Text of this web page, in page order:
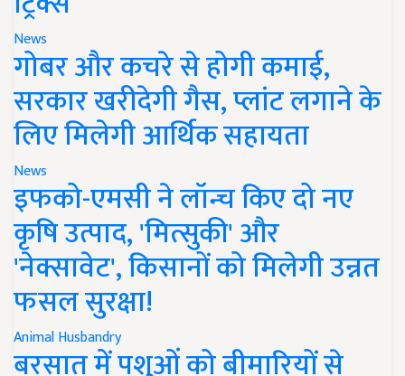
News
गोबर और कचरे से होगी कमाई,
सरकार खरीदेगी गैस, प्लांट लगाने के
लिए मिलेगी आर्थिक सहायता
News
इफको-एमसी ने लॉन्च किए दो नए
कृषि उत्पाद, 'मित्सुकी' और
'नेक्सावेट', किसानों को मिलेगी उन्नत
फसल सुरक्षा!
Animal Husbandry
बरसात में पशुओं को बीमारियों से